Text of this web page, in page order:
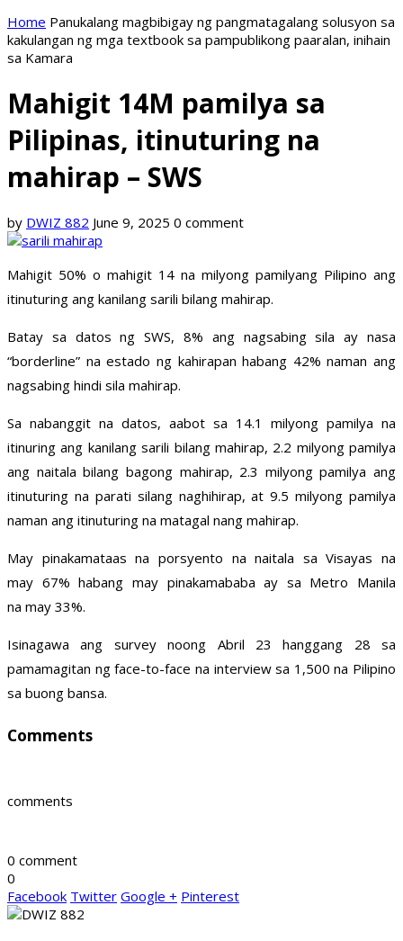
Home Panukalang magbibigay ng pangmatagalang solusyon sa
kakulangan ng mga textbook sa pampublikong paaralan, inihain
sa Kamara
Mahigit 14M pamilya sa
Pilipinas, itinuturing na
mahirap – SWS
by DWIZ 882 June 9, 2025 0 comment
Mahigit 50% o mahigit 14 na milyong pamilyang Pilipino ang
itinuturing ang kanilang sarili bilang mahirap.
Batay sa datos ng SWS, 8% ang nagsabing sila ay nasa
“borderline” na estado ng kahirapan habang 42% naman ang
nagsabing hindi sila mahirap.
Sa nabanggit na datos, aabot sa 14.1 milyong pamilya na
itinuring ang kanilang sarili bilang mahirap, 2.2 milyong pamilya
ang naitala bilang bagong mahirap, 2.3 milyong pamilya ang
itinuturing na parati silang naghihirap, at 9.5 milyong pamilya
naman ang itinuturing na matagal nang mahirap.
May pinakamataas na porsyento na naitala sa Visayas na
may 67% habang may pinakamababa ay sa Metro Manila
na may 33%.
Isinagawa ang survey noong Abril 23 hanggang 28 sa
pamamagitan ng face-to-face na interview sa 1,500 na Pilipino
sa buong bansa.
Comments
comments
0 comment
0
Facebook Twitter Google + Pinterest